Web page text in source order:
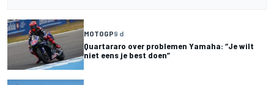
MOTOGP9 d
Quartararo over problemen Yamaha: “Je wilt
niet eens je best doen”